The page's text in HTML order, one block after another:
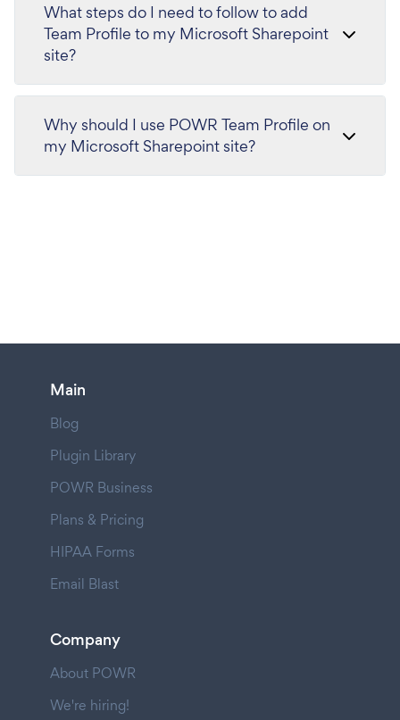
What steps do I need to follow to add
Team Profile to my Microsoft Sharepoint
site?
Why should I use POWR Team Profile on
my Microsoft Sharepoint site?
Main
Blog
Plugin Library
POWR Business
Plans & Pricing
HIPAA Forms
Email Blast
Company
About POWR
We're hiring!